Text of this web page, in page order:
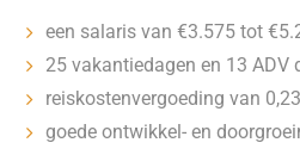
een salaris van €3.575 tot
25 vakantiedagen en 13 ADV
reiskostenvergoeding van
goede ontwikkel- en